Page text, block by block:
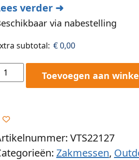
verder ➜
via nabestelling
subtotal: €0,00
Toevoegen aan
VTS22127
Zakmessen,